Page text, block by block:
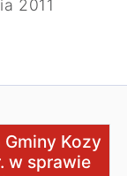
2011
Kozy z dnia 18
Kozy
w sprawie